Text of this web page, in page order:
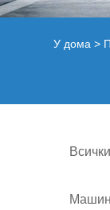
У дома >